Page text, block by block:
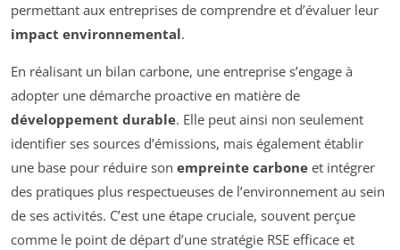
permettant aux entreprises de comprendre et d’évaluer leur
impact environnemental.
En réalisant un bilan carbone, une entreprise s’engage à
adopter une démarche proactive en matière de
développement durable. Elle peut ainsi non seulement
identifier ses sources d’émissions, mais également établir
une base pour réduire son empreinte carbone et intégrer
des pratiques plus respectueuses de l’environnement au sein
de ses activités. C’est une étape cruciale, souvent perçue
comme le point de départ d’une stratégie RSE efficace et